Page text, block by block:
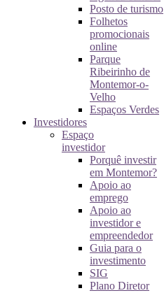
Posto de turismo
Folhetos
promocionais
online
Parque
Ribeirinho de
Montemor-o-
Velho
Espaços Verdes
Investidores
Espaço
investidor
Porquê investir
em Montemor?
Apoio ao
emprego
Apoio ao
investidor e
empreendedor
Guia para o
investimento
SIG
Plano Diretor